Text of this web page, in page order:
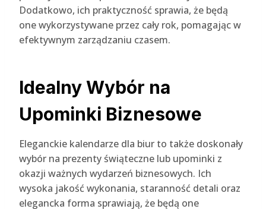
Dodatkowo, ich praktyczność sprawia, że będą
one wykorzystywane przez cały rok, pomagając w
efektywnym zarządzaniu czasem.
Idealny Wybór na
Upominki Biznesowe
Eleganckie kalendarze dla biur to także doskonały
wybór na prezenty świąteczne lub upominki z
okazji ważnych wydarzeń biznesowych. Ich
wysoka jakość wykonania, staranność detali oraz
elegancka forma sprawiają, że będą one